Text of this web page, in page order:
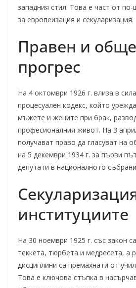
западния стил. Това е част от
за европеизация и секуларизация.
Правен и
прогрес
На 4 октомври 1926 г. влиза в
процесуален кодекс, който
мъжете и жените при брак,
професионалния живот. На 3
получават право да гласуват на
на 5 декември 1934 г. за първи
депутати в националното
институциите
На 30 ноември 1925 г. със закон
теккета, тюрбета и медресета, а
дисциплини са премахнати от
Това е ключова стъпка в